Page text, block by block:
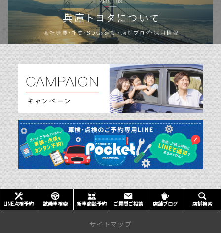
LINE点検予約 試乗車検索 新車商談予約 ご質問ご相談 店舗ブログ 店舗検索
サイトマップ